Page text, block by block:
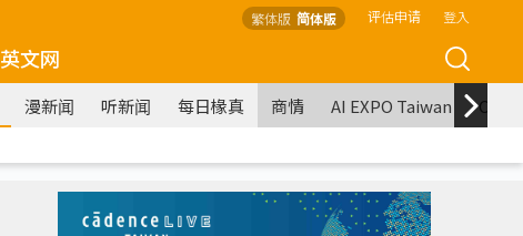
繁体版 简体版 评估申请 登入
英文网
漫新闻 听新闻 每日椽真 商情 AI EXPO Taiwan